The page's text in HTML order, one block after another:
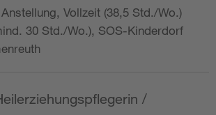
Vollzeit (38,5 Std./Wo.)
30 Std./Wo.), SOS-Kinderdorf
/